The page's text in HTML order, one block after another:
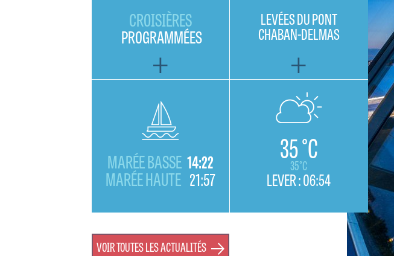
CROISIÈRES
PROGRAMMÉES
LEVÉES DU PONT
CHABAN-DELMAS
MARÉE BASSE 14:22
MARÉE HAUTE 21:57
35 °C
35°C
LEVER :06:54
VOIR TOUTES LES ACTUALITÉS